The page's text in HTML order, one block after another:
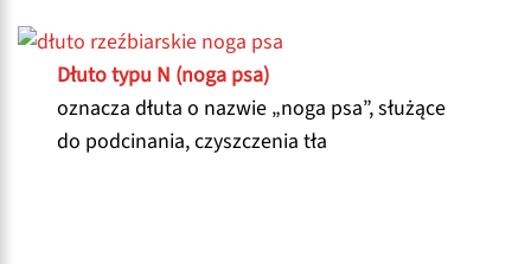
Dłuto typu N (noga psa)
oznacza dłuta o nazwie „noga psa”, służące
do podcinania, czyszczenia tła